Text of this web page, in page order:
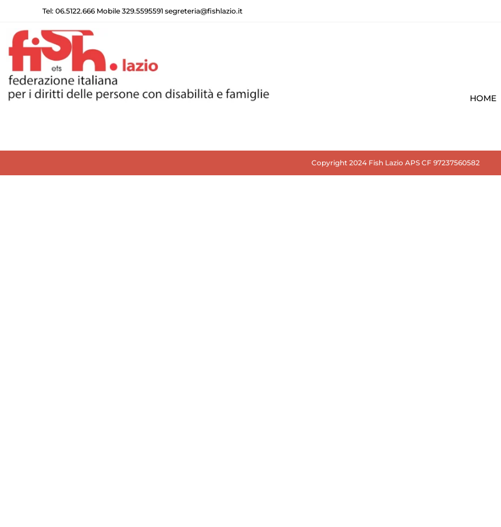
Tel: 06.5122.666 Mobile 329.5595591 segreteria@fishlazio.it
HOME
Copyright 2024 Fish Lazio APS CF 97237560582